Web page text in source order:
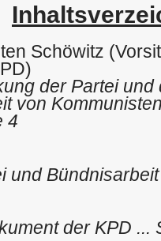
Schöwitz
der Partei
von
4
und
der KPD ...